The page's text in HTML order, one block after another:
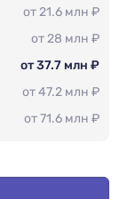
от 21.6 млн ₽
от 28 млн ₽
от 37.7 млн ₽
от 47.2 млн ₽
от 71.6 млн ₽